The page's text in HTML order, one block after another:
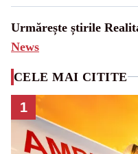
Urmărește știrile
News
CELE MAI CITITE
1